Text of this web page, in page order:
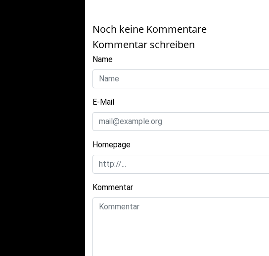
Noch keine Kommentare
Kommentar schreiben
Name
E-Mail
Homepage
Kommentar